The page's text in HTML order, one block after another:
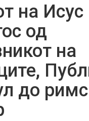
на Исус
од
на
до